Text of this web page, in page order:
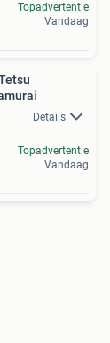
Topadvertentie
Vandaag
Details
Topadvertentie
Vandaag